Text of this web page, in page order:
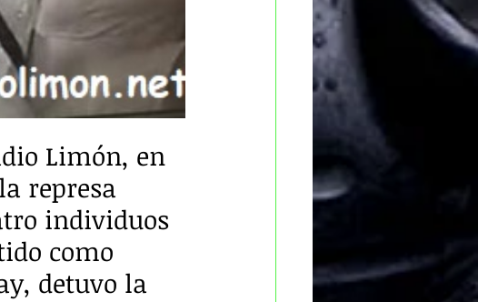
Limón, en
represa
individuos
como
detuvo la